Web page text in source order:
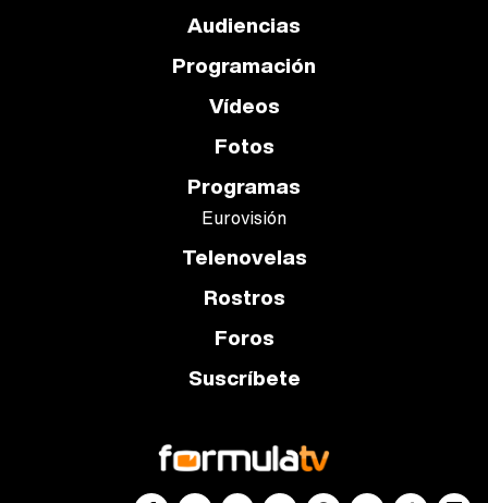
Audiencias
Programación
Vídeos
Fotos
Programas
Eurovisión
Telenovelas
Rostros
Foros
Suscríbete